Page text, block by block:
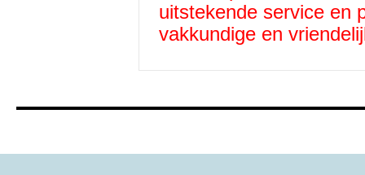
uitstekende service en
vakkundige en